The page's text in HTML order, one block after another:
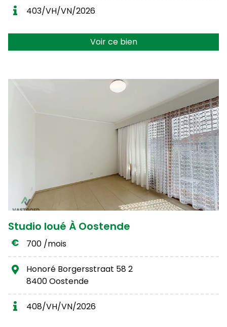
403/VH/VN/2026
Voir ce bien
Studio loué À Oostende
700 /mois
Honoré Borgersstraat 58 2
8400 Oostende
408/VH/VN/2026